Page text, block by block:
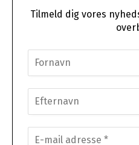
Tilmeld dig vores